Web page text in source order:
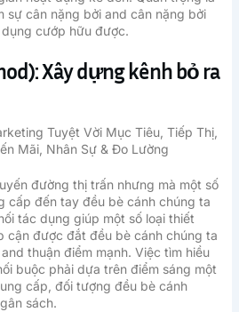
sự cân nặng bởi and cân nặng bởi
cướp hữu được.
Xây dựng kênh bỏ ra
đường thị trấn nhưng mà một số
cấp đến tay đều bè cánh chúng ta
tác dụng giúp một số loại thiết
cận được đắt đều bè cánh chúng ta
thuận điểm mạnh. Việc tìm hiều
buộc phải dựa trên điểm sáng một
cấp, đối tượng đều bè cánh
sách.